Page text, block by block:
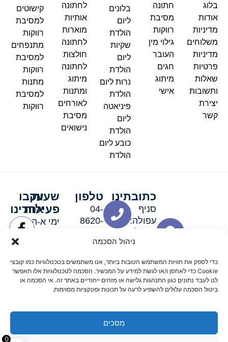
ניהול הסכמה
כדי לספק את חוויות המשתמש הטובות ביותר, אנו משתמשים בטכנולוגיות כמו קובצי
Cookie כדי לאחסן ו/או לגשת למידע על המכשיר. הסכמה לטכנולוגיות אלו תאפשר
לנו לעבד נתונים כגון התנהגות גלישה או מזהים ייחודיים באתר זה. אי הסכמה או
ביטול הסכמה עלולים להשפיע לרעה על תכונות ופונקציות מסוימות.
מסכים
0
בלוג
אודות
מדיניות
משלוחים
מדיניות
פרטיות
שאלות
ותשובות
יצירת
קשר
חתונה
מסיבת
רווקות
גילוי מין
העובר
חגים
מיתוג
אישי
בלונים
ליום
הולדת
שקיות
ליום
הולדת
נרות ליום
הולדת
פיניאטה
ליום
הולדת
כובע ליום
הולדת
לחתונה
אותיות
מוארות
לחתונה
חולצות
לחתונה
מיתוג
ומתנות
לאורחים
מסיבת
נישואים
קישוטים
למסיבת
רווקות
מתנפחים
למסיבת
רווקות
מתנות
למסיבת
רווקות
כתובתינו
סניף
עפולה:
סניף מגדל
האלה 19
טלפון
04-
8620-
שעות
פעילות
ימי א-ה:
ימי שישי
וערבי חג:
8:30-
15:00
עקבו
אחרינו